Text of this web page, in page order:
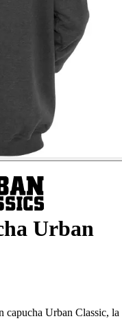
Urban
capucha Urban Classic, la